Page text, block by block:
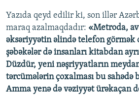
Yazıda qeyd edilir ki, son illər
maraq azalmaqdadır: «Metroda,
əksəriyyətin əlində telefon görmək
şəbəkələr də insanları kitabdan
Düzdür, yeni nəşriyyatların
tərcümələrin çoxalması bu sahədə
Amma yenə də vəziyyət ürəkaçan